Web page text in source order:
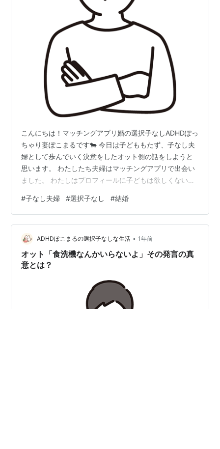
こんにちは！マッチングアプリ婚の選択子なしADHDぽっ
ちゃり妻ぽこまるです🐄 今日は子どももたず、子なし夫
婦として歩んでいく決意をしたオット側の話をしようと
思います。 わたしたち夫婦はマッチングアプリで出会い
ました。 わたしはプロフィールに子どもは欲しくないと
る状況で、1年後に入籍しましょうと交際スタート。 いざ
入籍が近づいてくると「実は子ども欲しいと思ってるん
じゃないか」と不安になってきたぽこまる。 あとからや
っぱり欲しいと言われても困るので、念のため入籍前に
もう一度オットに聞いてみたのです。 「わたし絶対に子
どもはもたないけど、本当にいいの…
#子なし夫婦 #選択子なし #結婚
ADHDぽこまるの選択子なしな生活 • 1年前
オット「食洗機なんかいらないよ」その発言の真
意とは？